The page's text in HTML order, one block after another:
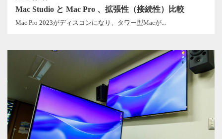
Mac Studio と Mac Pro 、拡張性（接続性）比較
Mac Pro 2023がディスコンになり、タワー型Macが...